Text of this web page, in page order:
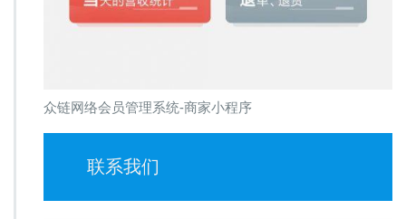
众链网络会员管理系统-商家小程序
联系我们